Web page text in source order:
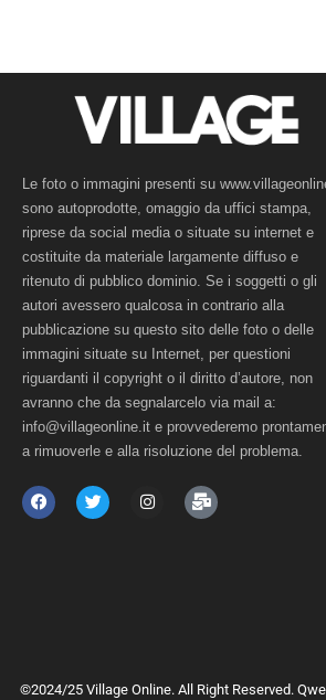
Le foto o immagini presenti su
sono autoprodotte, omaggio da uffici stampa,
riprese da social media o situate su internet e
costituite da materiale largamente diffuso e
ritenuto di pubblico dominio. Se i soggetti o gli
autori avessero qualcosa in contrario alla
pubblicazione su questo sito delle foto o delle
immagini situate su Internet, per questioni
riguardanti il copyright o il diritto d’autore, non
avranno che da segnalarcelo via mail a:
info@villageonline.it e provvederemo
a rimuoverle e alla risoluzione del problema.
©2024/25 Village Online. All Right Reserved.